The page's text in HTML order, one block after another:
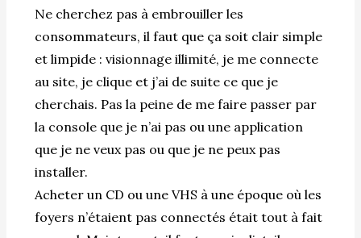
Ne cherchez pas à embrouiller les
consommateurs, il faut que ça soit clair simple
et limpide : visionnage illimité, je me connecte
au site, je clique et j’ai de suite ce que je
cherchais. Pas la peine de me faire passer par
la console que je n’ai pas ou une application
que je ne veux pas ou que je ne peux pas
installer.
Acheter un CD ou une VHS à une époque où les
foyers n’étaient pas connectés était tout à fait